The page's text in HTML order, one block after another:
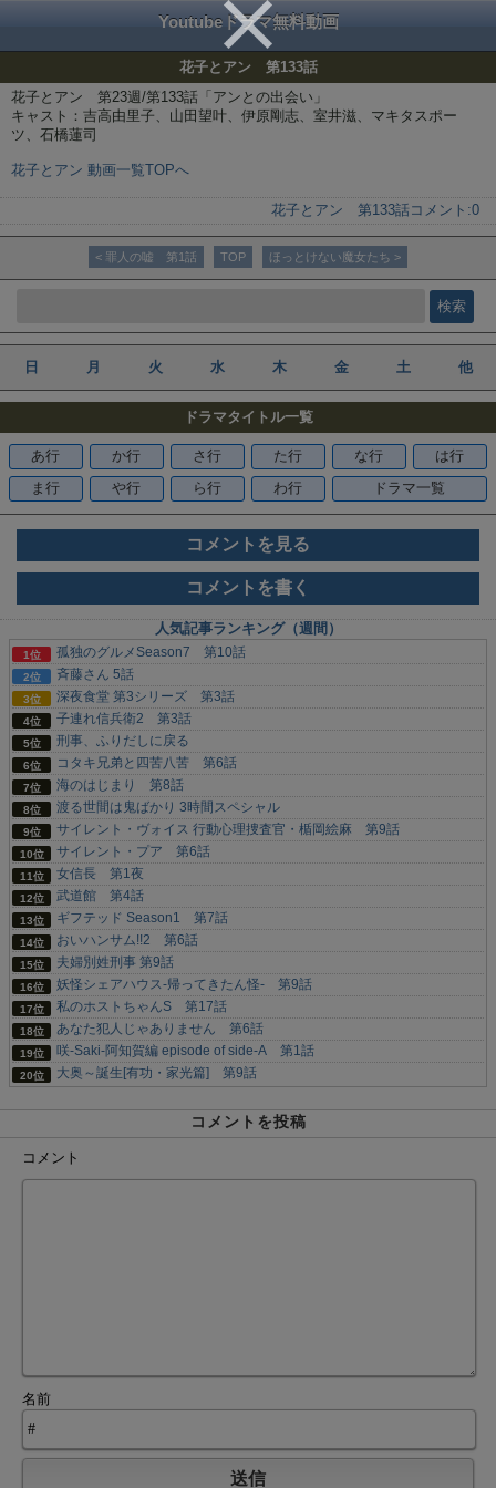
Youtubeドラマ無料動画
花子とアン 第133話
花子とアン 第23週/第133話「アンとの出会い」
キャスト：吉高由里子、山田望叶、伊原剛志、室井滋、マキタスポー
ツ、石橋蓮司
花子とアン 動画一覧TOPへ
花子とアン 第133話 コメント:0
< 罪人の嘘 第1話 TOP ほっとけない魔女たち >
日 月 火 水 木 金 土 他
ドラマタイトル一覧
あ行 か行 さ行 た行 な行
は行
ま行
や行 ら行 わ行 ドラマ一覧
コメントを見る
コメントを書く
人気記事ランキング（週間）
孤独のグルメSeason7 第10話
斉藤さん 5話
深夜食堂 第3シリーズ 第3話
子連れ信兵衛2 第3話
刑事、ふりだしに戻る
コタキ兄弟と四苦八苦 第6話
海のはじまり 第8話
渡る世間は鬼ばかり 3時間スペシャル
サイレント・ヴォイス 行動心理捜査官・楯岡絵麻 第9話
サイレント・プア 第6話
女信長 第1夜
武道館 第4話
ギフテッド Season1 第7話
おいハンサム!!2 第6話
夫婦別姓刑事 第9話
妖怪シェアハウス-帰ってきたん怪- 第9話
私のホストちゃんS 第17話
あなた犯人じゃありません 第6話
咲-Saki-阿知賀編 episode of side-A 第1話
大奥～誕生[有功・家光篇] 第9話
コメントを投稿
コメント
名前